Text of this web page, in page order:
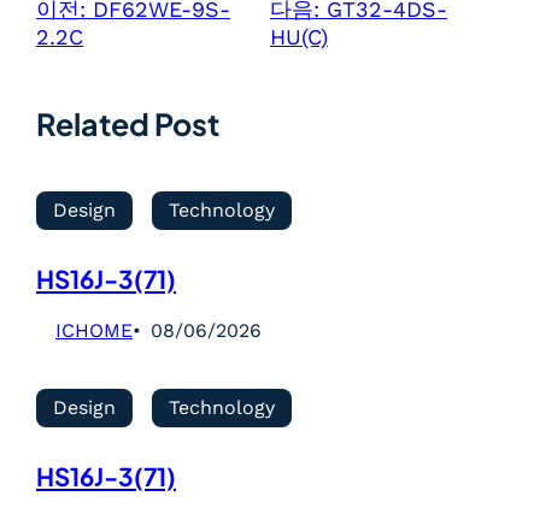
이전: DF62WE-9S-
2.2C
다음: GT32-4DS-
HU(C)
Related Post
Design Technology
HS16J-3(71)
ICHOME 08/06/2026
Design Technology
HS16J-3(71)